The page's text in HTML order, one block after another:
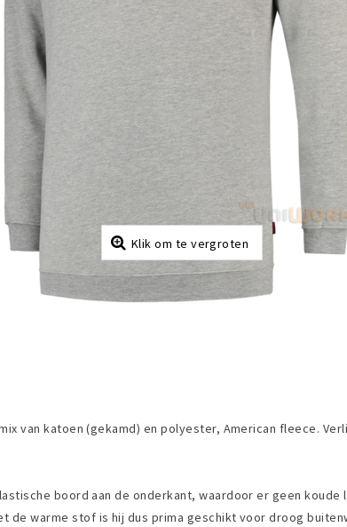
Klik om te vergroten
van katoen (gekamd) en polyester, American fleece.
boord aan de onderkant, waardoor er geen koude
de warme stof is hij dus prima geschikt voor droog